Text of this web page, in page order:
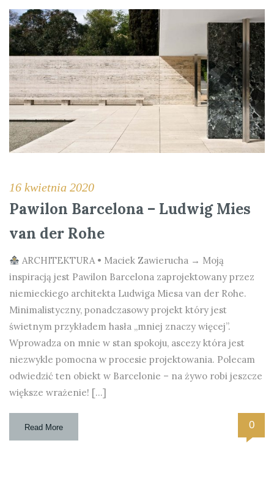
16 kwietnia 2020
Pawilon Barcelona – Ludwig Mies
van der Rohe
ARCHITEKTURA • Maciek Zawierucha → Moją
inspiracją jest Pawilon Barcelona zaprojektowany przez
niemieckiego architekta Ludwiga Miesa van der Rohe.
Minimalistyczny, ponadczasowy projekt który jest
świetnym przykładem hasła „mniej znaczy więcej”.
Wprowadza on mnie w stan spokoju, ascezy która jest
niezwykle pomocna w procesie projektowania. Polecam
odwiedzić ten obiekt w Barcelonie – na żywo robi jeszcze
większe wrażenie! […]
Read More 0